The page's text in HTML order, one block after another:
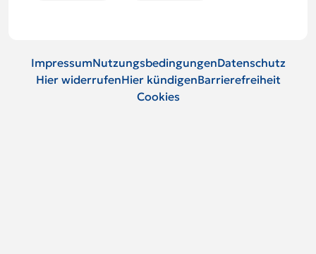
ImpressumNutzungsbedingungenDatenschutz
Hier widerrufenHier kündigenBarrierefreiheit
Cookies